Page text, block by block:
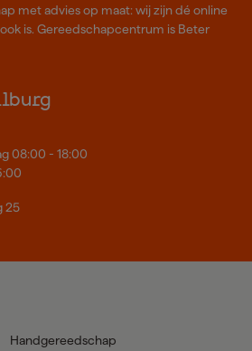
met advies op maat: wij zijn dé online
is. Gereedschapcentrum is Beter
08:00 - 18:00
25
Handgereedschap